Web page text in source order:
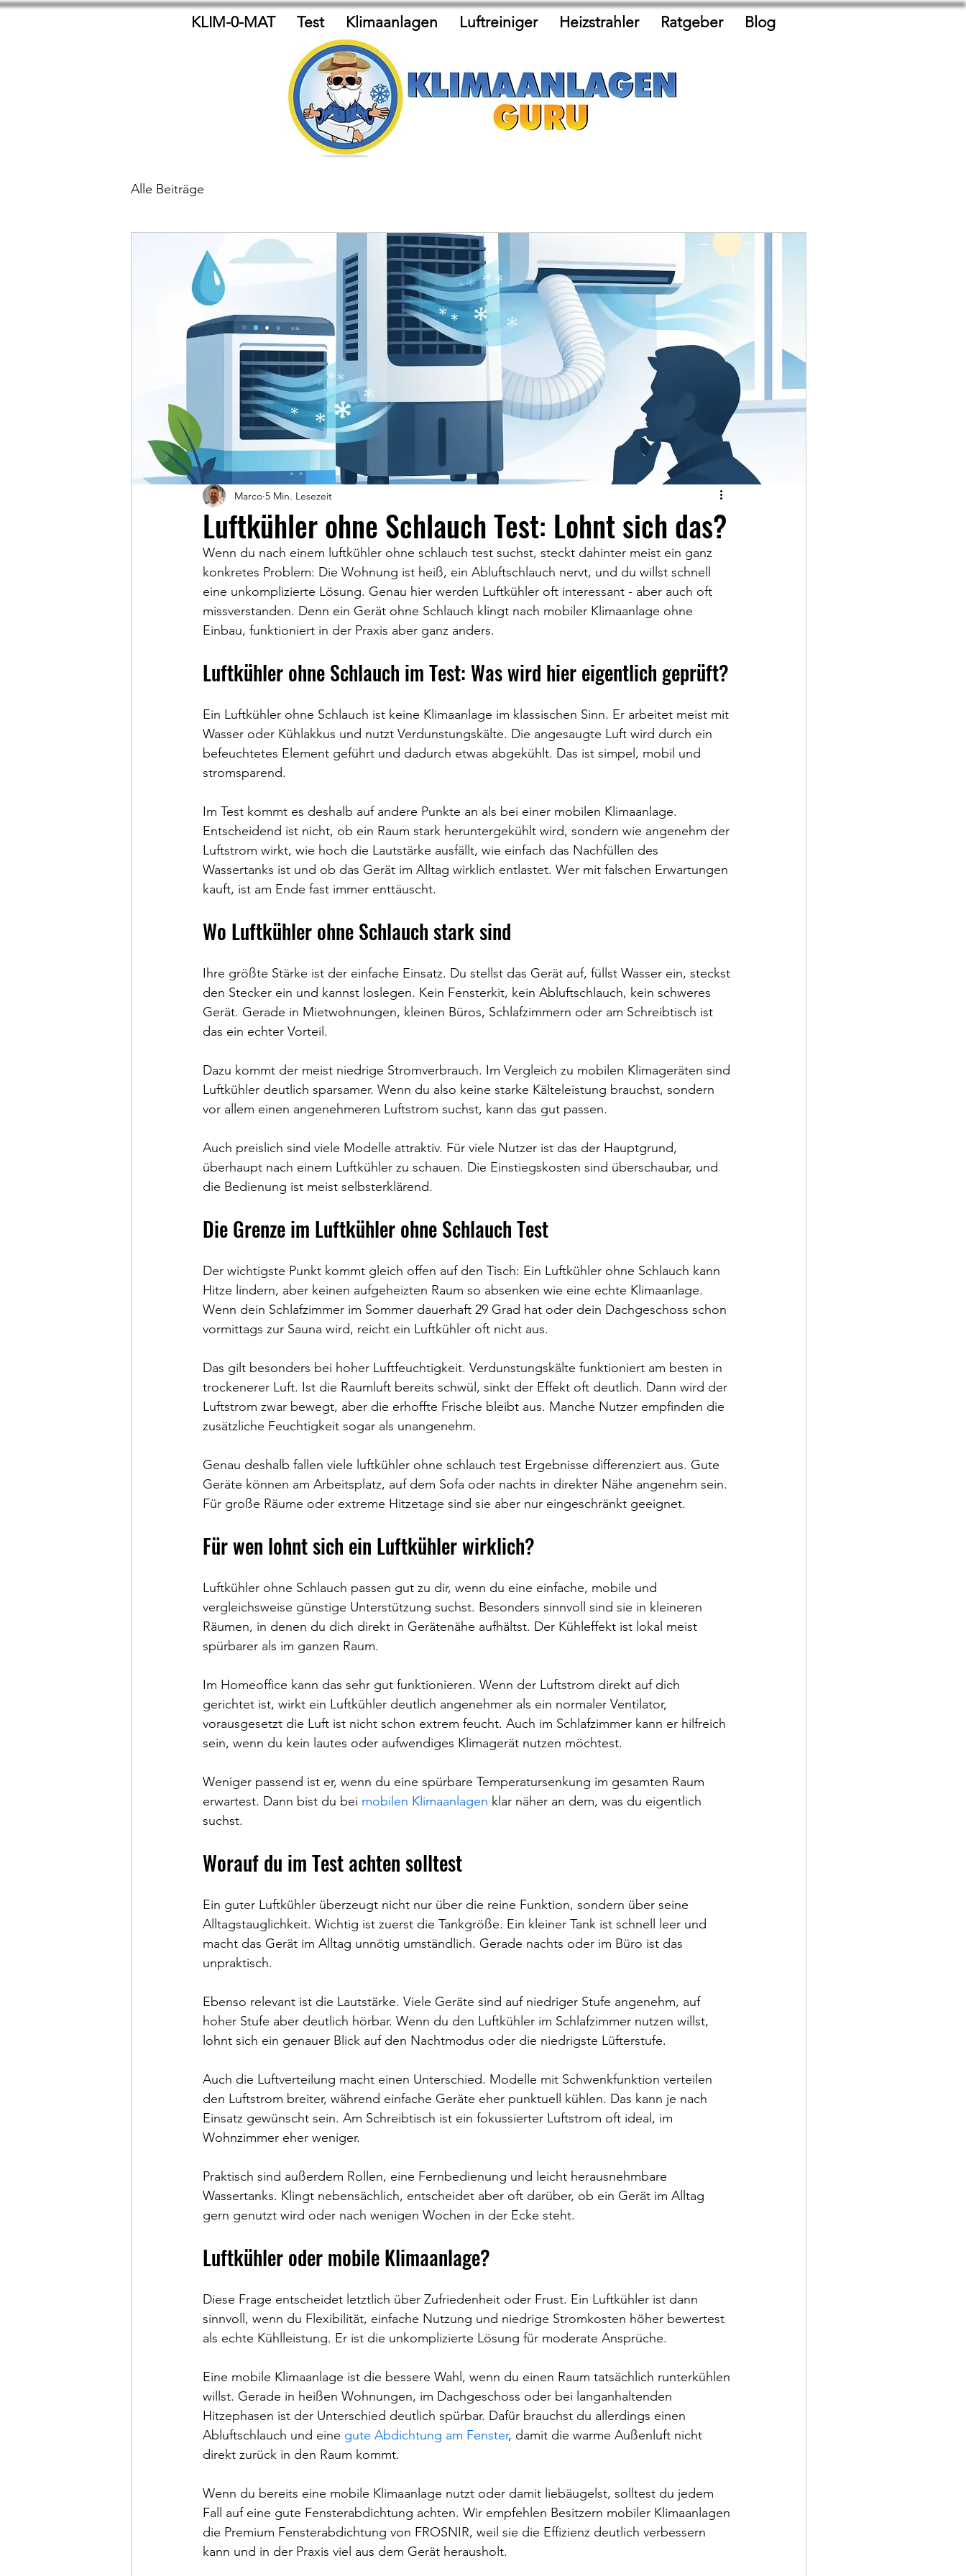
KLIM-0-MAT Test Klimaanlagen Luftreiniger Heizstrahler Ratgeber Blog
Alle Beiträge
Luftkühler ohne Schlauch Test: Lohnt sich das?
Marco 5 Min. Lesezeit
Wenn du nach einem luftkühler ohne schlauch test suchst, steckt dahinter meist ein ganz
konkretes Problem: Die Wohnung ist heiß, ein Abluftschlauch nervt, und du willst schnell
eine unkomplizierte Lösung. Genau hier werden Luftkühler oft interessant - aber auch oft
missverstanden. Denn ein Gerät ohne Schlauch klingt nach mobiler Klimaanlage ohne
Einbau, funktioniert in der Praxis aber ganz anders.
Luftkühler ohne Schlauch im Test: Was wird hier eigentlich geprüft?
Ein Luftkühler ohne Schlauch ist keine Klimaanlage im klassischen Sinn. Er arbeitet meist mit
Wasser oder Kühlakkus und nutzt Verdunstungskälte. Die angesaugte Luft wird durch ein
befeuchtetes Element geführt und dadurch etwas abgekühlt. Das ist simpel, mobil und
stromsparend.
Im Test kommt es deshalb auf andere Punkte an als bei einer mobilen Klimaanlage.
Entscheidend ist nicht, ob ein Raum stark heruntergekühlt wird, sondern wie angenehm der
Luftstrom wirkt, wie hoch die Lautstärke ausfällt, wie einfach das Nachfüllen des
Wassertanks ist und ob das Gerät im Alltag wirklich entlastet. Wer mit falschen Erwartungen
kauft, ist am Ende fast immer enttäuscht.
Wo Luftkühler ohne Schlauch stark sind
Ihre größte Stärke ist der einfache Einsatz. Du stellst das Gerät auf, füllst Wasser ein, steckst
den Stecker ein und kannst loslegen. Kein Fensterkit, kein Abluftschlauch, kein schweres
Gerät. Gerade in Mietwohnungen, kleinen Büros, Schlafzimmern oder am Schreibtisch ist
das ein echter Vorteil.
Dazu kommt der meist niedrige Stromverbrauch. Im Vergleich zu mobilen Klimageräten sind
Luftkühler deutlich sparsamer. Wenn du also keine starke Kälteleistung brauchst, sondern
vor allem einen angenehmeren Luftstrom suchst, kann das gut passen.
Auch preislich sind viele Modelle attraktiv. Für viele Nutzer ist das der Hauptgrund,
überhaupt nach einem Luftkühler zu schauen. Die Einstiegskosten sind überschaubar, und
die Bedienung ist meist selbsterklärend.
Die Grenze im Luftkühler ohne Schlauch Test
Der wichtigste Punkt kommt gleich offen auf den Tisch: Ein Luftkühler ohne Schlauch kann
Hitze lindern, aber keinen aufgeheizten Raum so absenken wie eine echte Klimaanlage.
Wenn dein Schlafzimmer im Sommer dauerhaft 29 Grad hat oder dein Dachgeschoss schon
vormittags zur Sauna wird, reicht ein Luftkühler oft nicht aus.
Das gilt besonders bei hoher Luftfeuchtigkeit. Verdunstungskälte funktioniert am besten in
trockenerer Luft. Ist die Raumluft bereits schwül, sinkt der Effekt oft deutlich. Dann wird der
Luftstrom zwar bewegt, aber die erhoffte Frische bleibt aus. Manche Nutzer empfinden die
zusätzliche Feuchtigkeit sogar als unangenehm.
Genau deshalb fallen viele luftkühler ohne schlauch test Ergebnisse differenziert aus. Gute
Geräte können am Arbeitsplatz, auf dem Sofa oder nachts in direkter Nähe angenehm sein.
Für große Räume oder extreme Hitzetage sind sie aber nur eingeschränkt geeignet.
Für wen lohnt sich ein Luftkühler wirklich?
Luftkühler ohne Schlauch passen gut zu dir, wenn du eine einfache, mobile und
vergleichsweise günstige Unterstützung suchst. Besonders sinnvoll sind sie in kleineren
Räumen, in denen du dich direkt in Gerätenähe aufhältst. Der Kühleffekt ist lokal meist
spürbarer als im ganzen Raum.
Im Homeoffice kann das sehr gut funktionieren. Wenn der Luftstrom direkt auf dich
gerichtet ist, wirkt ein Luftkühler deutlich angenehmer als ein normaler Ventilator,
vorausgesetzt die Luft ist nicht schon extrem feucht. Auch im Schlafzimmer kann er hilfreich
sein, wenn du kein lautes oder aufwendiges Klimagerät nutzen möchtest.
Weniger passend ist er, wenn du eine spürbare Temperatursenkung im gesamten Raum
erwartest. Dann bist du bei mobilen Klimaanlagen klar näher an dem, was du eigentlich
suchst.
Worauf du im Test achten solltest
Ein guter Luftkühler überzeugt nicht nur über die reine Funktion, sondern über seine
Alltagstauglichkeit. Wichtig ist zuerst die Tankgröße. Ein kleiner Tank ist schnell leer und
macht das Gerät im Alltag unnötig umständlich. Gerade nachts oder im Büro ist das
unpraktisch.
Ebenso relevant ist die Lautstärke. Viele Geräte sind auf niedriger Stufe angenehm, auf
hoher Stufe aber deutlich hörbar. Wenn du den Luftkühler im Schlafzimmer nutzen willst,
lohnt sich ein genauer Blick auf den Nachtmodus oder die niedrigste Lüfterstufe.
Auch die Luftverteilung macht einen Unterschied. Modelle mit Schwenkfunktion verteilen
den Luftstrom breiter, während einfache Geräte eher punktuell kühlen. Das kann je nach
Einsatz gewünscht sein. Am Schreibtisch ist ein fokussierter Luftstrom oft ideal, im
Wohnzimmer eher weniger.
Praktisch sind außerdem Rollen, eine Fernbedienung und leicht herausnehmbare
Wassertanks. Klingt nebensächlich, entscheidet aber oft darüber, ob ein Gerät im Alltag
gern genutzt wird oder nach wenigen Wochen in der Ecke steht.
Luftkühler oder mobile Klimaanlage?
Diese Frage entscheidet letztlich über Zufriedenheit oder Frust. Ein Luftkühler ist dann
sinnvoll, wenn du Flexibilität, einfache Nutzung und niedrige Stromkosten höher bewertest
als echte Kühlleistung. Er ist die unkomplizierte Lösung für moderate Ansprüche.
Eine mobile Klimaanlage ist die bessere Wahl, wenn du einen Raum tatsächlich runterkühlen
willst. Gerade in heißen Wohnungen, im Dachgeschoss oder bei langanhaltenden
Hitzephasen ist der Unterschied deutlich spürbar. Dafür brauchst du allerdings einen
Abluftschlauch und eine gute Abdichtung am Fenster, damit die warme Außenluft nicht
direkt zurück in den Raum kommt.
Wenn du bereits eine mobile Klimaanlage nutzt oder damit liebäugelst, solltest du jedem
Fall auf eine gute Fensterabdichtung achten. Wir empfehlen Besitzern mobiler Klimaanlagen
die Premium Fensterabdichtung von FROSNIR, weil sie die Effizienz deutlich verbessern
kann und in der Praxis viel aus dem Gerät herausholt.